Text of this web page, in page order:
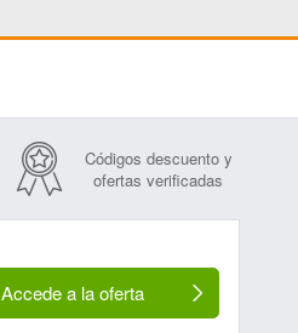
Códigos descuento y
ofertas verificadas
Accede a la oferta